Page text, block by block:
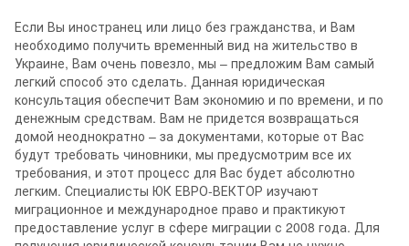
Если Вы иностранец или лицо без гражданства, и Вам
необходимо получить временный вид на жительство в
Украине, Вам очень повезло, мы – предложим Вам самый
легкий способ это сделать. Данная юридическая
консультация обеспечит Вам экономию и по времени, и по
денежным средствам. Вам не придется возвращаться
домой неоднократно – за документами, которые от Вас
будут требовать чиновники, мы предусмотрим все их
требования, и этот процесс для Вас будет абсолютно
легким. Специалисты ЮК ЕВРО-ВЕКТОР изучают
миграционное и международное право и практикуют
предоставление услуг в сфере миграции с 2008 года. Для